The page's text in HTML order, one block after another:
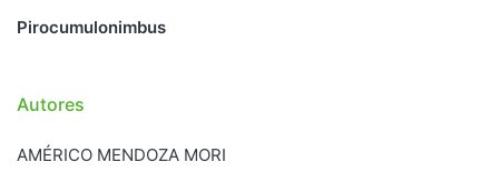
Pirocumulonimbus
Autores
AMÉRICO MENDOZA MORI